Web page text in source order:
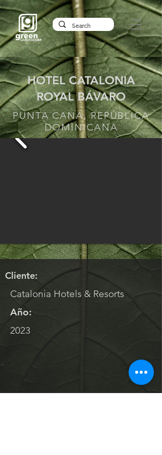
HOTEL CATALONIA
ROYAL BÁVARO
PUNTA CANA, REPÚBLICA
DOMINICANA
Cliente:
Catalonia Hotels & Resorts
Año:
2023